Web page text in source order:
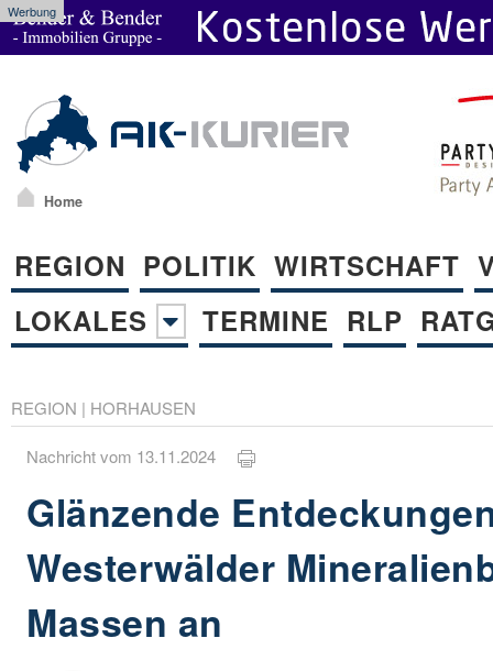
Werbung
Home
REGION POLITIK WIRTSCHAFT
LOKALES
TERMINE RLP
REGION | HORHAUSEN
Nachricht vom 13.11.2024
Glänzende
Westerwälder
Massen an